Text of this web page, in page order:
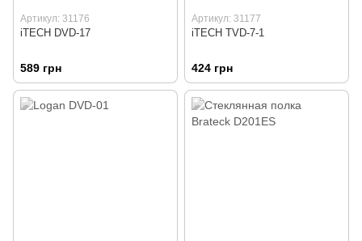
Артикул: 31176
iTECH DVD-17
589 грн
Артикул: 31177
iTECH TVD-7-1
424 грн